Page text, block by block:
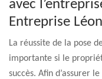
avec
Entreprise
La réussite de la pose
importante si le
succès. Afin d’assurer